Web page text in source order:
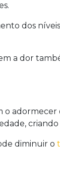
dos
a dor
o adormecer
diminuir o